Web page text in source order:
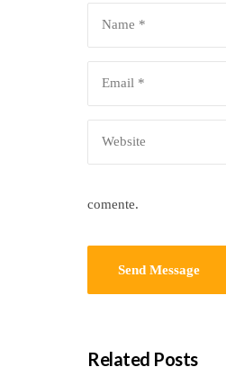
comente.
Related Posts